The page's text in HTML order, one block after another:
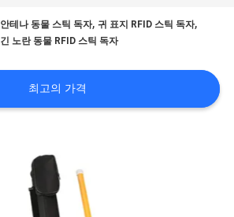
안테나 동물 스틱 독자,귀 표지 RFID 스틱 독자,
긴 노란 동물 RFID 스틱 독자
최고의 가격